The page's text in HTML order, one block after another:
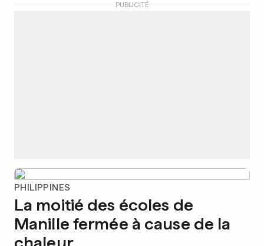
PUBLICITÉ
PHILIPPINES
La moitié des écoles de
Manille fermée à cause de la